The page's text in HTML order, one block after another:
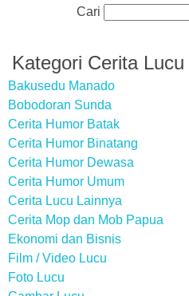
Cari
Kategori Cerita Lucu
Bakusedu Manado
Bobodoran Sunda
Cerita Humor Batak
Cerita Humor Binatang
Cerita Humor Dewasa
Cerita Humor Umum
Cerita Lucu Lainnya
Cerita Mop dan Mob Papua
Ekonomi dan Bisnis
Film / Video Lucu
Foto Lucu